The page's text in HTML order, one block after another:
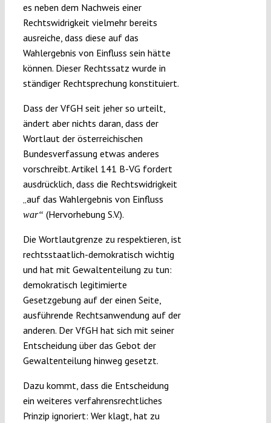
es neben dem Nachweis einer
Rechtswidrigkeit vielmehr bereits
ausreiche, dass diese auf das
Wahlergebnis von Einfluss sein hätte
können. Dieser Rechtssatz wurde in
ständiger Rechtsprechung konstituiert.
Dass der VfGH seit jeher so urteilt,
ändert aber nichts daran, dass der
Wortlaut der österreichischen
Bundesverfassung etwas anderes
vorschreibt. Artikel 141 B-VG fordert
ausdrücklich, dass die Rechtswidrigkeit
„auf das Wahlergebnis von Einfluss
war“ (Hervorhebung S.V.).
Die Wortlautgrenze zu respektieren, ist
rechtsstaatlich-demokratisch wichtig
und hat mit Gewaltenteilung zu tun:
demokratisch legitimierte
Gesetzgebung auf der einen Seite,
ausführende Rechtsanwendung auf der
anderen. Der VfGH hat sich mit seiner
Entscheidung über das Gebot der
Gewaltenteilung hinweg gesetzt.
Dazu kommt, dass die Entscheidung
ein weiteres verfahrensrechtliches
Prinzip ignoriert: Wer klagt, hat zu